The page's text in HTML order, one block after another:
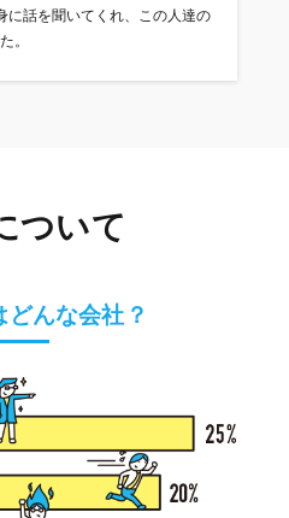
に話を聞いてくれ、この人達の
。
ついて
んな会社？